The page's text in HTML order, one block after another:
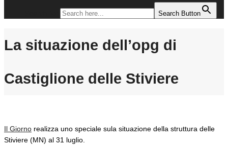
Search Button
La situazione dell’opg di
Castiglione delle Stiviere
Il Giorno realizza uno speciale sula situazione della struttura delle
Stiviere (MN) al 31 luglio.